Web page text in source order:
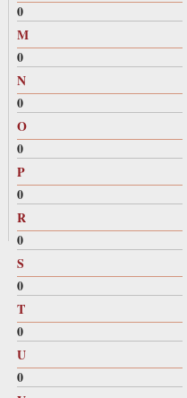
0
M
0
N
0
O
0
P
0
R
0
S
0
T
0
U
0